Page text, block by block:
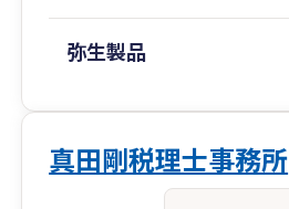
弥生製品
真田剛税理士事務所